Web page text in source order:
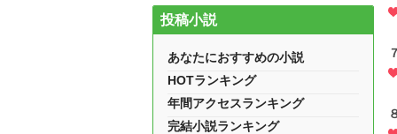
７
投稿小説
あなたにおすすめの小説
HOTランキング
年間アクセスランキング
完結小説ランキング